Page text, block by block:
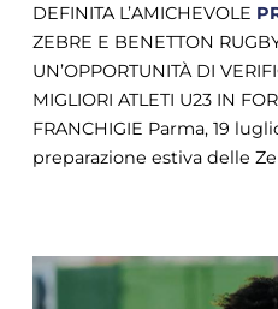
DEFINITA L’AMICHEVOLE
ZEBRE E BENETTON
UN’OPPORTUNITÀ DI
MIGLIORI ATLETI U23 IN
FRANCHIGIE Parma, 19
preparazione estiva delle